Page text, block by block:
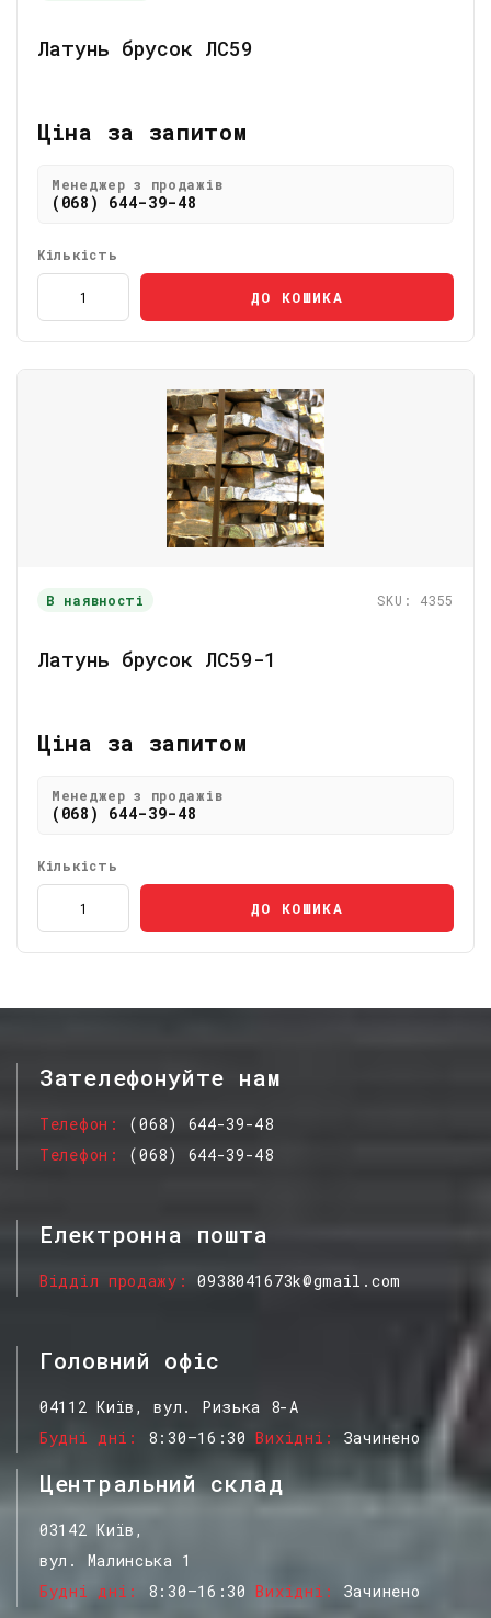
Латунь брусок ЛС59
Ціна за запитом
Менеджер з продажів
(068) 644-39-48
Кількість
ДО КОШИКА
В наявності SKU: 4355
Латунь брусок ЛС59-1
Ціна за запитом
Менеджер з продажів
(068) 644-39-48
Кількість
ДО КОШИКА
Зателефонуйте нам
Телефон
(068) 644-39-48
Телефон
(068) 644-39-48
Електронна пошта
Відділ продажу 0938041673k@gmail.com
Головний офіс
04112 Київ, вул. Ризька 8-А
Будні дні
8:30–16:30 Вихідні Зачинено
Центральний склад
03142 Київ,
вул. Малинська 1
Будні дні
8:30–16:30 Вихідні Зачинено